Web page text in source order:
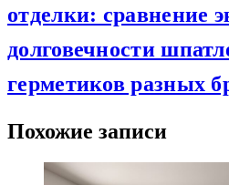
отделки: сравнение
долговечности
герметиков разных
Похожие записи